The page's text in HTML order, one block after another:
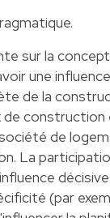
sur la
une
de la
construction
de
La
(par